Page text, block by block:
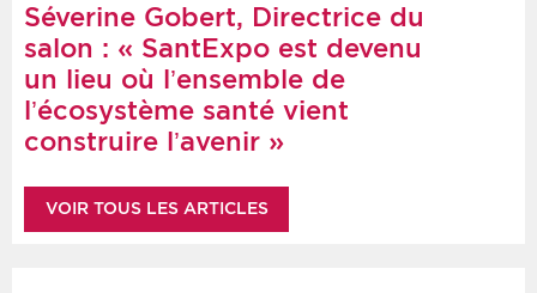
Séverine Gobert, Directrice du
salon : « SantExpo est devenu
un lieu où l’ensemble de
l’écosystème santé vient
construire l’avenir »
VOIR TOUS LES ARTICLES